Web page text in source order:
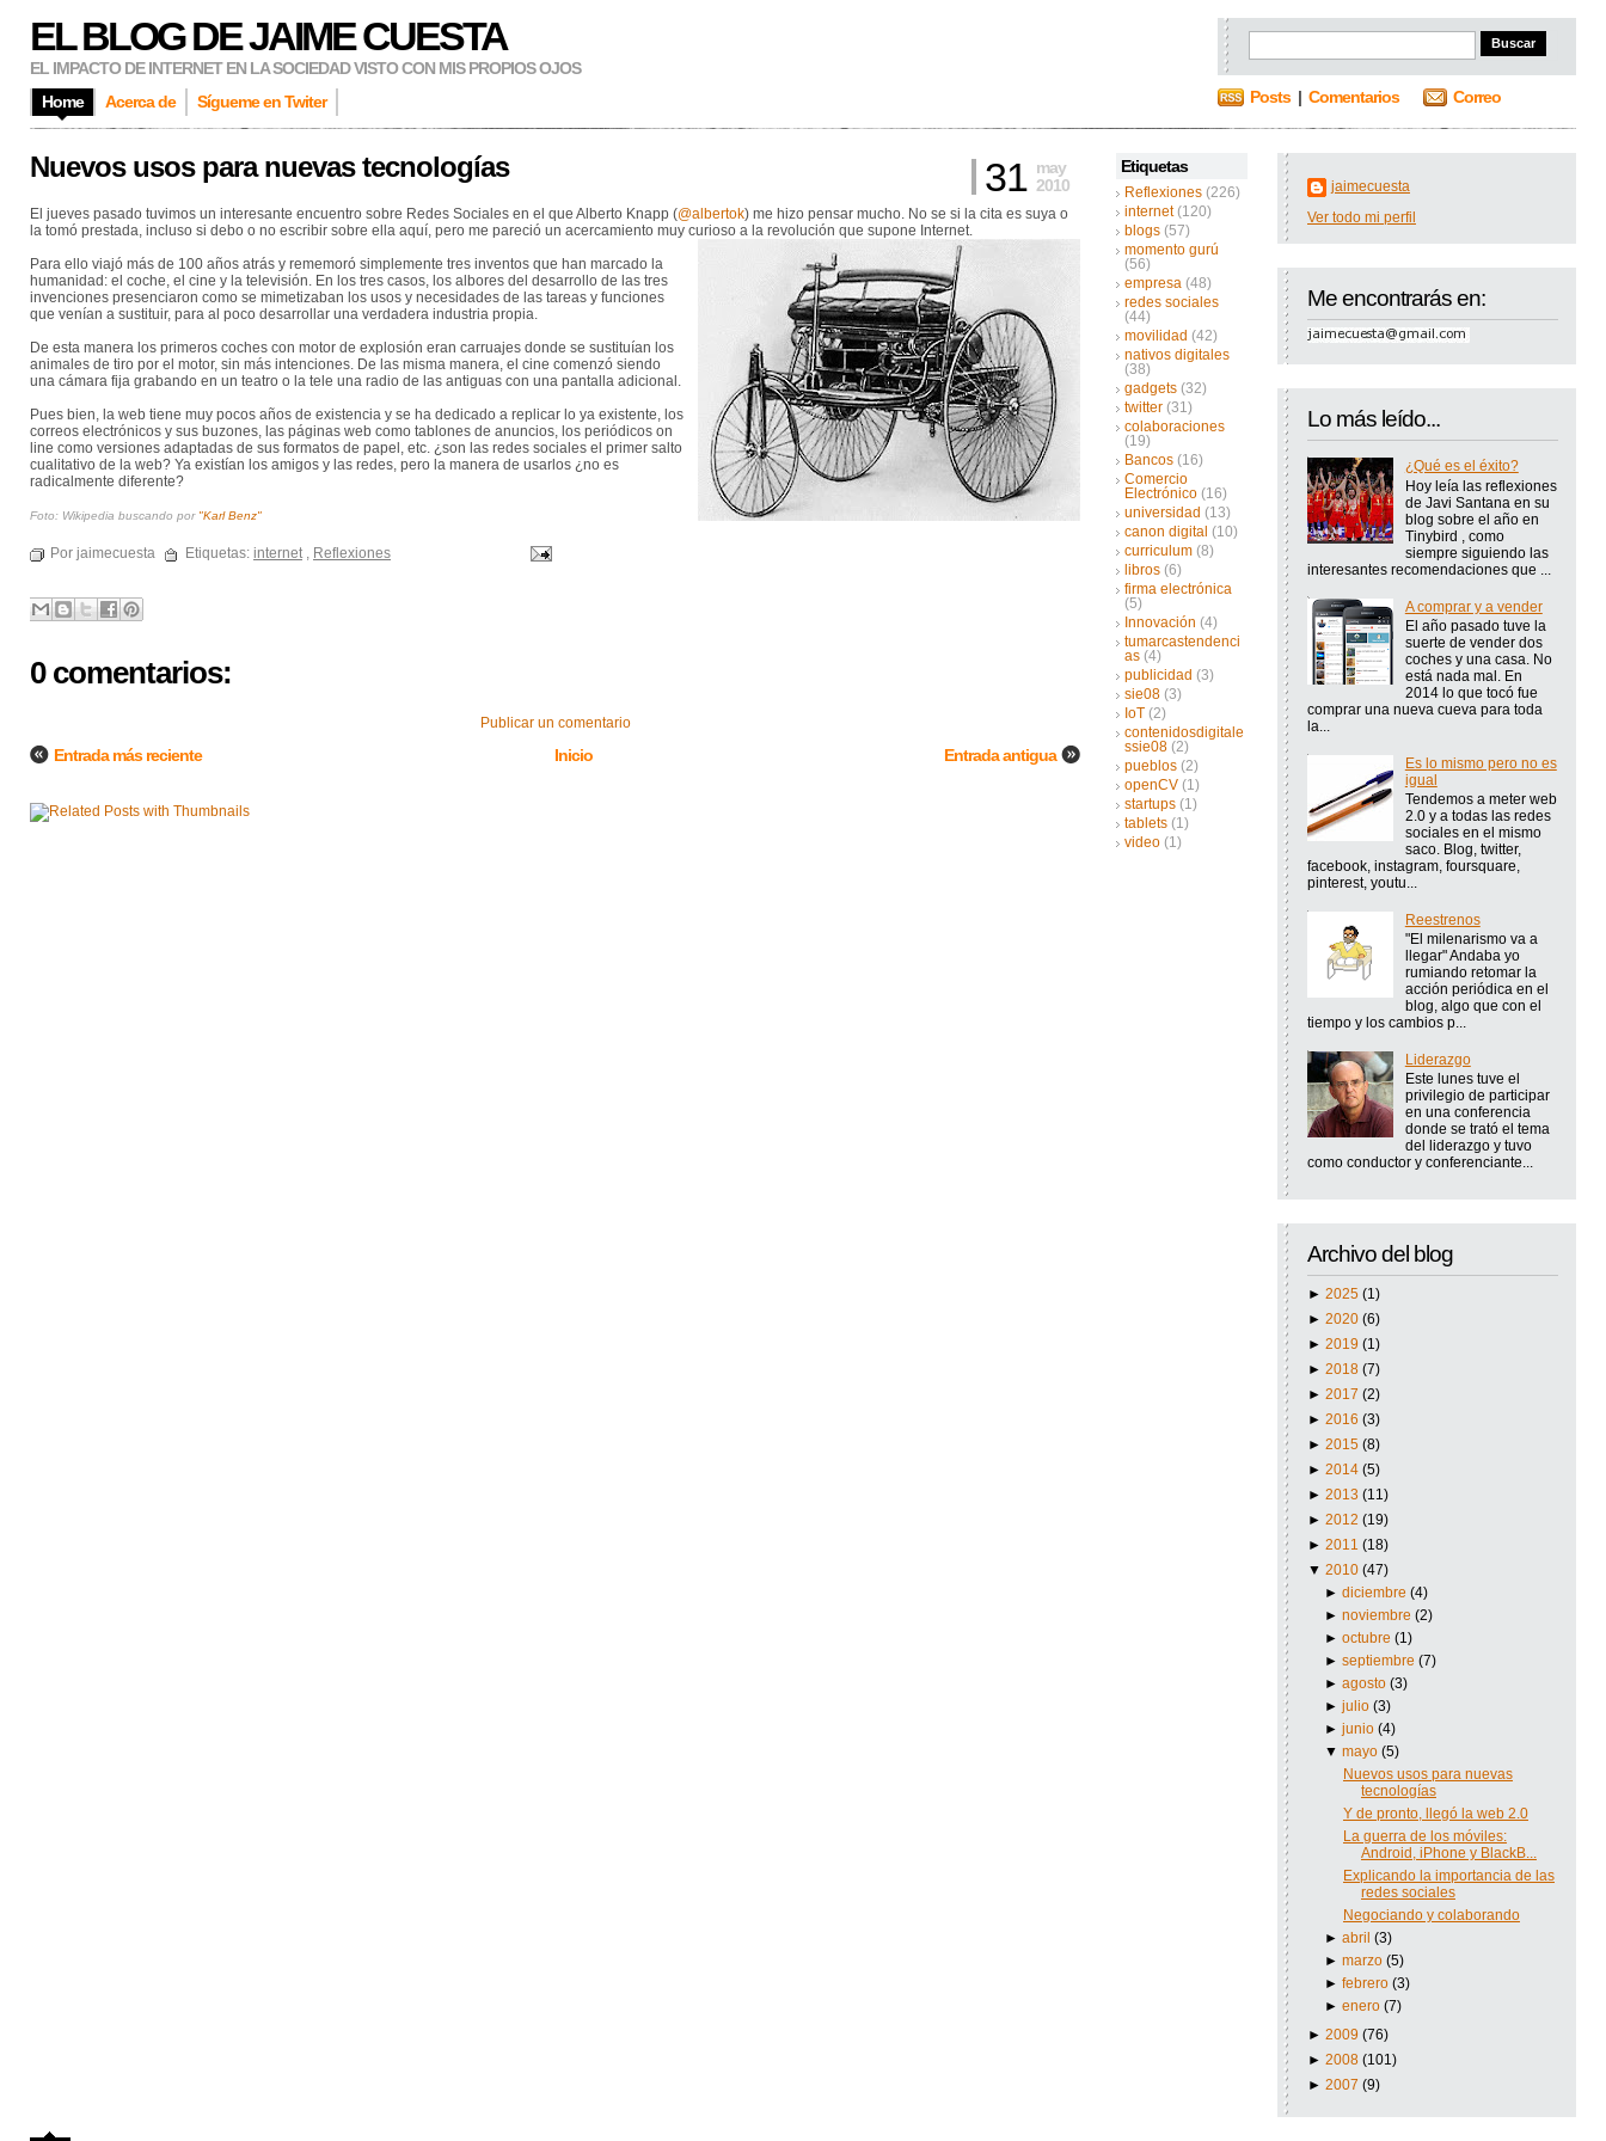
EL BLOG DE JAIME CUESTA
EL IMPACTO DE INTERNET EN LA SOCIEDAD VISTO CON MIS PROPIOS OJOS
Home
Acerca de Sígueme en Twiter Posts| Comentarios Correo
Etiquetas
Reflexiones (226)
internet (120)
blogs (57)
momento gurú
(56)
empresa (48)
redes sociales
(44)
movilidad (42)
nativos digitales
(38)
gadgets (32)
twitter (31)
colaboraciones
(19)
Bancos (16)
Comercio
Electrónico (16)
universidad (13)
canon digital (10)
curriculum (8)
libros (6)
firma electrónica
(5)
Innovación (4)
tumarcastendenci
as (4)
publicidad (3)
sie08 (3)
IoT (2)
contenidosdigitale
ssie08 (2)
pueblos (2)
openCV (1)
startups (1)
tablets (1)
video (1)
jaimecuesta
Ver todo mi perfil
Me encontrarás en:
Lo más leído...
¿Qué es el éxito?
Hoy leía las reflexiones
de Javi Santana en su
blog sobre el año en
Tinybird , como
siempre siguiendo las
interesantes recomendaciones que ...
A comprar y a vender
El año pasado tuve la
suerte de vender dos
coches y una casa. No
está nada mal. En
2014 lo que tocó fue
comprar una nueva cueva para toda
la...
Es lo mismo pero no es
igual
Tendemos a meter web
2.0 y a todas las redes
sociales en el mismo
saco. Blog, twitter,
facebook, instagram, foursquare,
pinterest, youtu...
Reestrenos
"El milenarismo va a
llegar" Andaba yo
rumiando retomar la
acción periódica en el
blog, algo que con el
tiempo y los cambios p...
Liderazgo
Este lunes tuve el
privilegio de participar
en una conferencia
donde se trató el tema
del liderazgo y tuvo
como conductor y conferenciante...
Archivo del blog
► 2025 (1)
► 2020 (6)
► 2019 (1)
► 2018 (7)
► 2017 (2)
► 2016 (3)
► 2015 (8)
► 2014 (5)
► 2013 (11)
► 2012 (19)
► 2011 (18)
▼ 2010 (47)
►diciembre(4)
►noviembre(2)
►octubre(1)
►septiembre(7)
►agosto(3)
►julio(3)
►junio(4)
▼mayo(5)
Nuevos usos para nuevas
tecnologías
Y de pronto, llegó la web 2.0
La guerra de los móviles:
Android, iPhone y BlackB...
Explicando la importancia de las
redes sociales
Negociando y colaborando
►abril(3)
►marzo(5)
►febrero(3)
►enero(7)
► 2009 (76)
► 2008 (101)
► 2007 (9)
Nuevos usos para nuevas tecnologías 31 may
2010
El jueves pasado tuvimos un interesante encuentro sobre Redes Sociales en el que Alberto Knapp (@albertok) me hizo pensar mucho. No se si la cita es suya o
la tomó prestada, incluso si debo o no escribir sobre ella aquí, pero me pareció un acercamiento muy curioso a la revolución que supone Internet.
Para ello viajó más de 100 años atrás y rememoró simplemente tres inventos que han marcado la
humanidad: el coche, el cine y la televisión. En los tres casos, los albores del desarrollo de las tres
invenciones presenciaron como se mimetizaban los usos y necesidades de las tareas y funciones
que venían a sustituir, para al poco desarrollar una verdadera industria propia.
De esta manera los primeros coches con motor de explosión eran carruajes donde se sustituían los
animales de tiro por el motor, sin más intenciones. De las misma manera, el cine comenzó siendo
una cámara fija grabando en un teatro o la tele una radio de las antiguas con una pantalla adicional.
Pues bien, la web tiene muy pocos años de existencia y se ha dedicado a replicar lo ya existente, los
correos electrónicos y sus buzones, las páginas web como tablones de anuncios, los periódicos on
line como versiones adaptadas de sus formatos de papel, etc. ¿son las redes sociales el primer salto
cualitativo de la web? Ya existían los amigos y las redes, pero la manera de usarlos ¿no es
radicalmente diferente?
Foto: Wikipedia buscando por "Karl Benz"
Por jaimecuesta Etiquetas: internet , Reflexiones
0 comentarios:
Publicar un comentario
Entrada más reciente Entrada antigua
Inicio